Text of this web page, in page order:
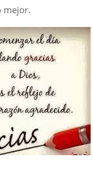
mejor.